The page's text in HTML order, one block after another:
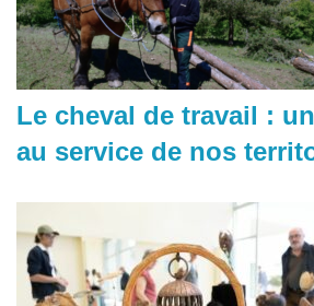
Le cheval de travail :
au service de nos